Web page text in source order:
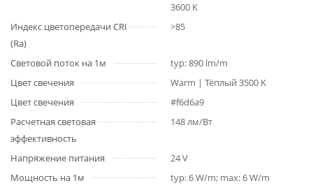
3600 K
Индекс цветопередачи CRI
(Ra)
>85
Световой поток на 1м
typ: 890 lm/m
Цвет свечения
Warm | Тёплый 3500 K
Цвет свечения
#f6d6a9
Расчетная световая
эффективность
148 лм/Вт
Напряжение питания
24 V
Мощность на 1м
typ: 6 W/m; max: 6 W/m